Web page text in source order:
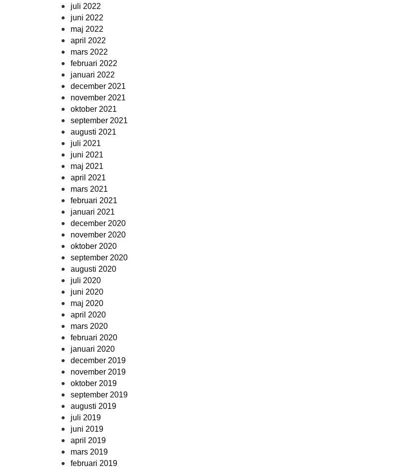
juli 2022
juni 2022
maj 2022
april 2022
mars 2022
februari 2022
januari 2022
december 2021
november 2021
oktober 2021
september 2021
augusti 2021
juli 2021
juni 2021
maj 2021
april 2021
mars 2021
februari 2021
januari 2021
december 2020
november 2020
oktober 2020
september 2020
augusti 2020
juli 2020
juni 2020
maj 2020
april 2020
mars 2020
februari 2020
januari 2020
december 2019
november 2019
oktober 2019
september 2019
augusti 2019
juli 2019
juni 2019
april 2019
mars 2019
februari 2019